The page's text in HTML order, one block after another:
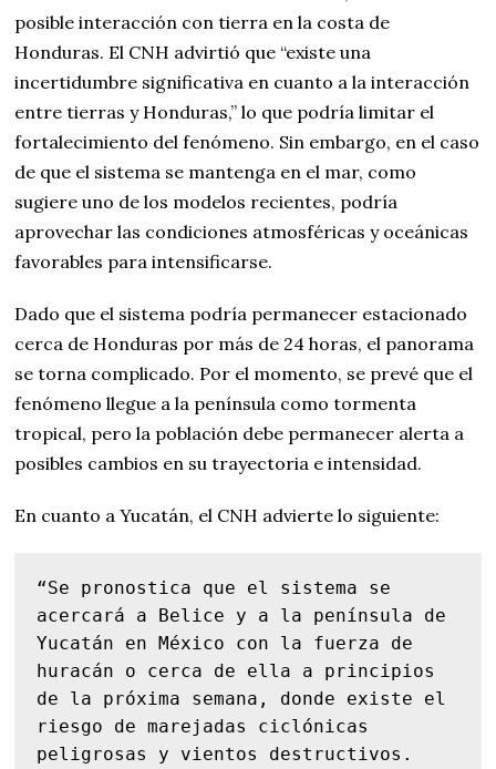
posible interacción con tierra en la costa de
Honduras. El CNH advirtió que “existe una
incertidumbre significativa en cuanto a la interacción
entre tierras y Honduras,” lo que podría limitar el
fortalecimiento del fenómeno. Sin embargo, en el caso
de que el sistema se mantenga en el mar, como
sugiere uno de los modelos recientes, podría
aprovechar las condiciones atmosféricas y oceánicas
favorables para intensificarse.
Dado que el sistema podría permanecer estacionado
cerca de Honduras por más de 24 horas, el panorama
se torna complicado. Por el momento, se prevé que el
fenómeno llegue a la península como tormenta
tropical, pero la población debe permanecer alerta a
posibles cambios en su trayectoria e intensidad.
En cuanto a Yucatán, el CNH advierte lo siguiente:
“Se pronostica que el sistema se
acercará a Belice y a la península de
Yucatán en México con la fuerza de
huracán o cerca de ella a principios
de la próxima semana, donde existe el
riesgo de marejadas ciclónicas
peligrosas y vientos destructivos.